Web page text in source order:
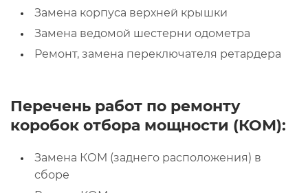
Замена корпуса верхней крышки
Замена ведомой шестерни одометра
Ремонт, замена переключателя ретардера
Перечень работ по ремонту
коробок отбора мощности (КОМ):
Замена КОМ (заднего расположения) в
сборе